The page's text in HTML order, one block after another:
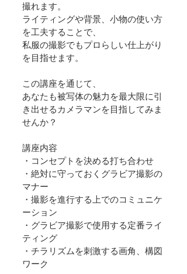
撮れます。
ライティングや背景、小物の使い方
を工夫することで、
私服の撮影でもプロらしい仕上がり
を目指せます。
この講座を通じて、
あなたも被写体の魅力を最大限に引
き出せるカメラマンを目指してみま
せんか？
講座内容
・コンセプトを決める打ち合わせ
・絶対に守っておくグラビア撮影の
マナー
・撮影を進行する上でのコミュニケ
ーション
・グラビア撮影で使用する定番ライ
ティング
・チラリズムを刺激する画角、構図
ワーク